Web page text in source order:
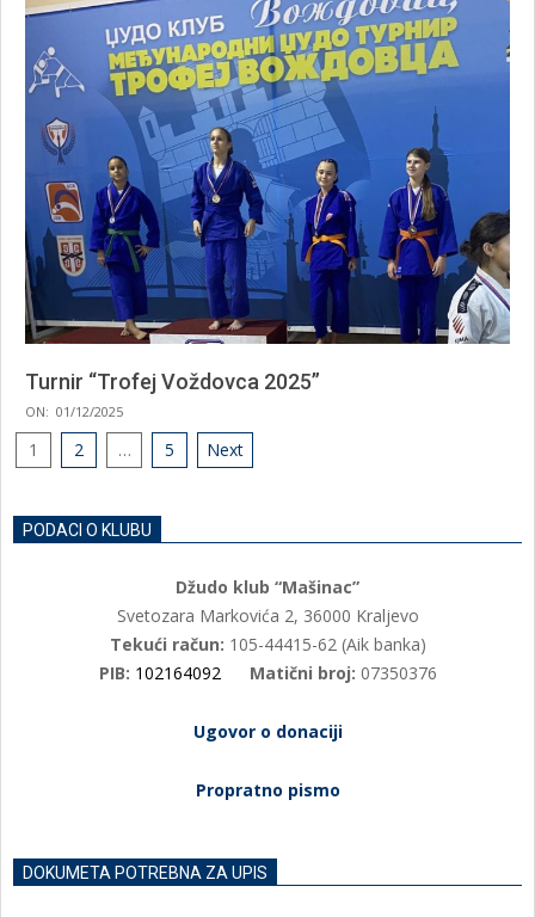
Turnir “Trofej Voždovca 2025”
2025-
12-
01
ON: 01/12/2025
Posts
1 2 … 5 Next
PODACI O KLUBU
Džudo klub “Mašinac”
Svetozara Markovića 2, 36000 Kraljevo
Tekući račun: 105-44415-62 (Aik banka)
PIB: 102164092 Matični broj: 07350376
Ugovor o donaciji
Propratno pismo
DOKUMETA POTREBNA ZA UPIS